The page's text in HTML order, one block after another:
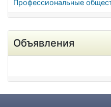
Профессиональные
Объявления